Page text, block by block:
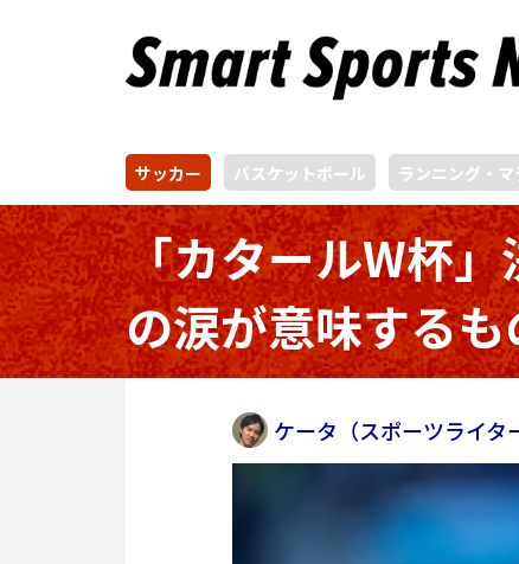
サッカー バスケットボール ランニング・マ
「カタールW杯
の涙が意味するも
ケータ（スポーツライタ